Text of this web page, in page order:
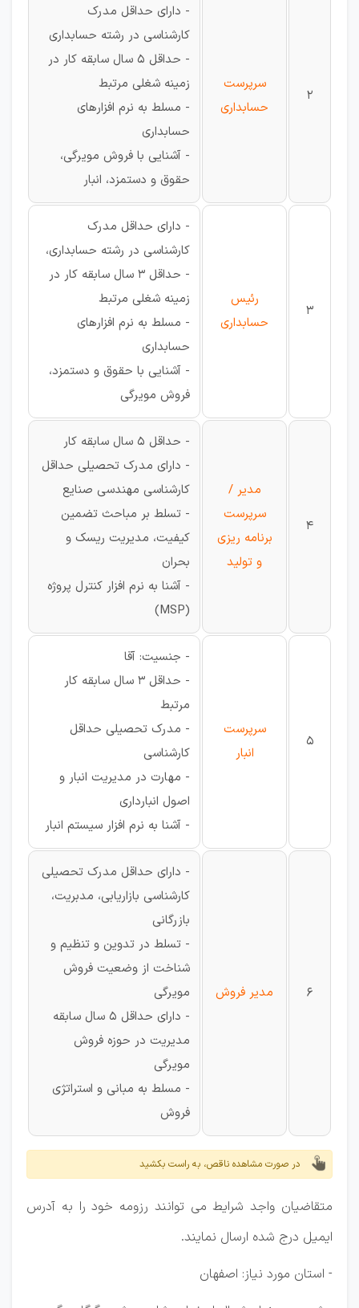
2
سرپرست
حسابداری
- دارای حداقل مدرک
کارشناسی در رشته حسابداری
- حداقل 5 سال سابقه کار در
زمینه شغلی مرتبط
- مسلط به نرم افزارهای
حسابداری
- آشنایی با فروش مویرگی،
حقوق و دستمزد، انبار
3
رئیس
حسابداری
- دارای حداقل مدرک
کارشناسی در رشته حسابداری،
- حداقل 3 سال سابقه کار در
زمینه شغلی مرتبط
- مسلط به نرم افزارهای
حسابداری
- آشنایی با حقوق و دستمزد،
فروش مویرگی
4
مدیر /
سرپرست
برنامه ریزی
و تولید
- حداقل 5 سال سابقه کار
- دارای مدرک تحصیلی حداقل
کارشناسی مهندسی صنایع
- تسلط بر مباحث تضمین
کیفیت، مدیریت ریسک و
بحران
- آشنا به نرم افزار کنترل پروژه
(MSP)
5
سرپرست
انبار
- جنسیت: آقا
- حداقل 3 سال سابقه کار
مرتبط
- مدرک تحصیلی حداقل
کارشناسی
- مهارت در مدیریت انبار و
اصول انبارداری
- آشنا به نرم افزار سیستم انبار
6 مدیر فروش
- دارای حداقل مدرک تحصیلی
کارشناسی بازاریابی، مدبریت،
بازرگانی
- تسلط در تدوین و تنظیم و
شناخت از وضعیت فروش
مویرگی
- دارای حداقل 5 سال سابقه
مدیریت در حوزه فروش
مویرگی
- مسلط به مبانی و استراتژی
فروش
در صورت مشاهده ناقص، به راست بکشید
متقاضیان واجد شرایط می توانند رزومه خود را به آدرس
ایمیل درج شده ارسال نمایند.
- استان مورد نیاز: اصفهان